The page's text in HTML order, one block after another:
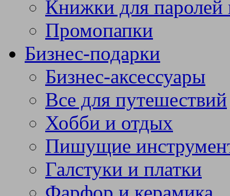
Книжки для паролей
Промопапки
Бизнес-подарки
Бизнес-аксессуары
Все для путешествий
Хобби и отдых
Пишущие
Галстуки и платки